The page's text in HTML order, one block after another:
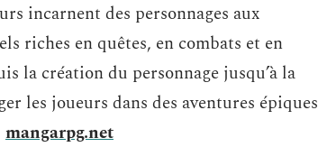
incarnent des personnages aux
riches en quêtes, en combats et en
la création du personnage jusqu’à la
les joueurs dans des aventures épiques
mangarpg.net